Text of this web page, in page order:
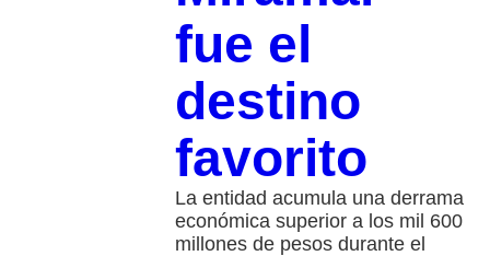
fue el
destino
favorito
La entidad acumula una derrama
económica superior a los mil 600
millones de pesos durante el